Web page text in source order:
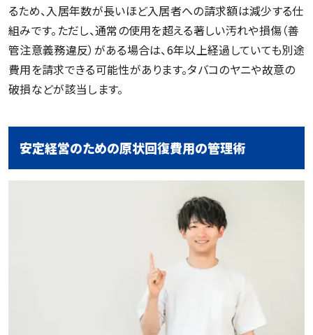
るため、入居年数が長いほど入居者への請求額は減少する仕
組みです。ただし、通常の使用を超える著しい汚れや損傷（善
管注意義務違反）がある場合は、6年以上経過していても別途
費用を請求できる可能性があります。タバコのヤニや故意の
破損などが該当します。
安定経営のための原状回復費用の管理術